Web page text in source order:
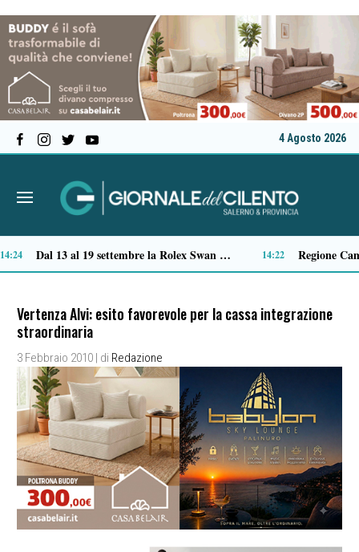
4 Agosto 2026
12:38 12:15
Vertenza Alvi: esito favorevole per la cassa integrazione
straordinaria
3 Febbraio 2010 | di Redazione